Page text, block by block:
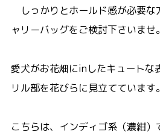
しっかりとホールド感が必要な
ャリーバッグをご検討下さいませ。
愛犬がお花畑にinしたキュートな
リル部を花びらに見立てています。
こちらは、インディゴ系（濃紺